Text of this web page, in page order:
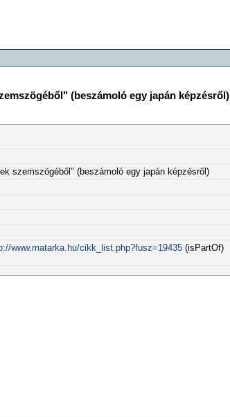
(beszámoló egy japán képzésről)
szemszögéből" (beszámoló egy japán képzésről)
www.matarka.hu/cikk_list.php?fusz=19435(isPartOf)